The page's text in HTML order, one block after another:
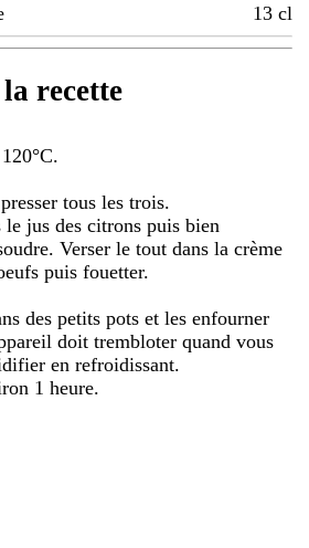
13 cl
recette
tous les trois.
jus des citrons puis bien
Verser le tout dans la crème
puis fouetter.
des petits pots et les enfourner
doit trembloter quand vous
en refroidissant.
1 heure.